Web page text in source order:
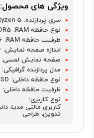
ویژگی های محصول:
سری پردازنده: 5
نوع حافظه RAM:
ظرفیت حافظه RAM:
16
اندازه صفحه نمایش:
صفحه نمایش لمسی:
مدل پردازنده گرافیکی:
نوع حافظه داخلی:
ظرفیت حافظه داخلی:
نوع کاربری:
کاربری مالتی مدیا،
تدوین، طراحی